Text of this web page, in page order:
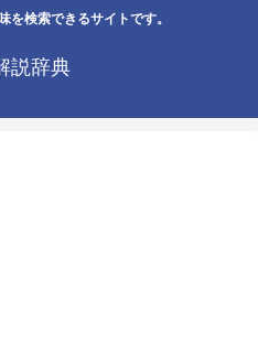
を検索できるサイトです。
説辞典